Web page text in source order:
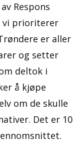
Respons
vi prioriterer
er aller
og setter
deltok i
å kjøpe
om de skulle
Det er 10